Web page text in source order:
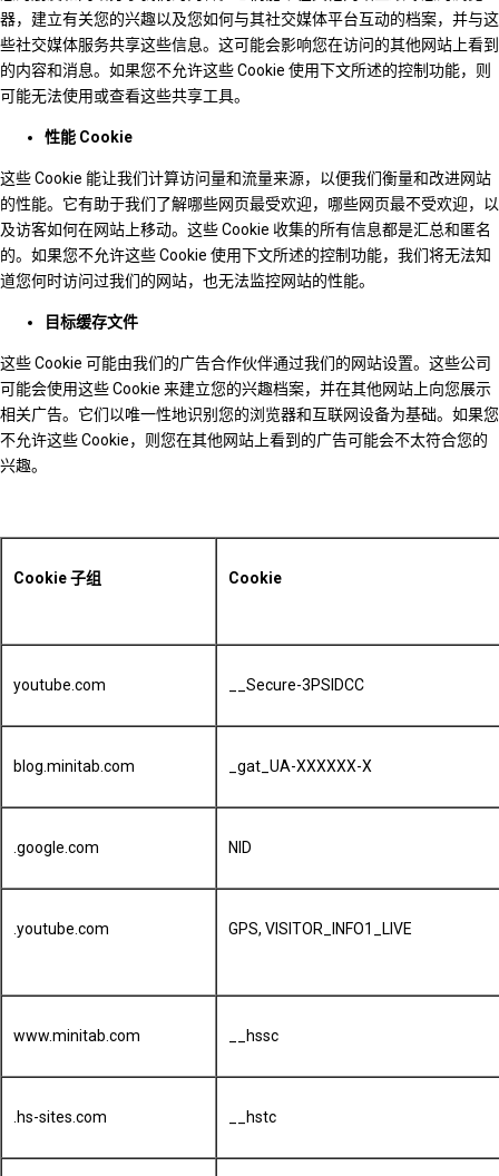
器，建立有关您的兴趣以及您如何与其社交媒体平台互动的档案，并与这
些社交媒体服务共享这些信息。这可能会影响您在访问的其他网站上看到
的内容和消息。如果您不允许这些 Cookie 使用下文所述的控制功能，则
可能无法使用或查看这些共享工具。
性能 Cookie
这些 Cookie 能让我们计算访问量和流量来源，以便我们衡量和改进网站
的性能。它有助于我们了解哪些网页最受欢迎，哪些网页最不受欢迎，以
及访客如何在网站上移动。这些 Cookie 收集的所有信息都是汇总和匿名
的。如果您不允许这些 Cookie 使用下文所述的控制功能，我们将无法知
道您何时访问过我们的网站，也无法监控网站的性能。
目标缓存文件
这些 Cookie 可能由我们的广告合作伙伴通过我们的网站设置。这些公司
可能会使用这些 Cookie 来建立您的兴趣档案，并在其他网站上向您展示
相关广告。它们以唯一性地识别您的浏览器和互联网设备为基础。如果您
不允许这些 Cookie，则您在其他网站上看到的广告可能会不太符合您的
兴趣。
Cookie 子组 Cookie
youtube.com __Secure-3PSIDCC
blog.minitab.com _gat_UA-XXXXXX-X
.google.com NID
.youtube.com GPS, VISITOR_INFO1_LIVE
www.minitab.com __hssc
.hs-sites.com __hstc